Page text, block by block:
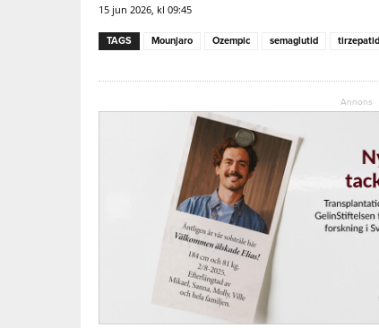
15 jun 2026, kl 09:45
TAGS Mounjaro Ozempic semaglutid tirzepatid
Annons